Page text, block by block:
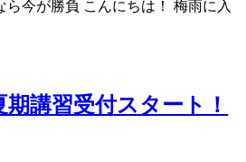
今が勝負 こんにちは！ 梅雨に入
期講習受付スタート！